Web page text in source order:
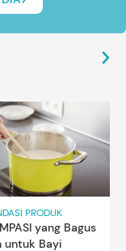
PRODUK
yang Bagus
untuk Bayi